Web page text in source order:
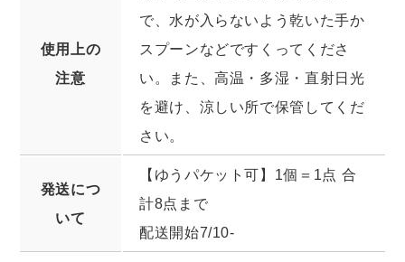
使用上の
注意
で、水が入らないよう乾いた手か
スプーンなどですくってくださ
い。また、高温・多湿・直射日光
を避け、涼しい所で保管してくだ
さい。
発送につ
いて
【ゆうパケット可】1個＝1点 合
計8点まで
配送開始7/10-